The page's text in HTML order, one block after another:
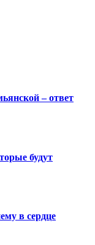
– ответ
будут
в сердце